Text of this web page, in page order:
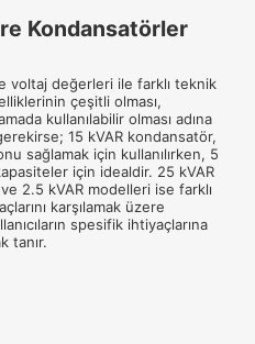
Kondansatörler
voltaj değerleri ile farklı teknik
çeşitli olması,
kullanılabilir olması adına
15 kVAR kondansatör,
sağlamak için kullanılırken, 5
için idealdir. 25 kVAR
2.5 kVAR modelleri ise farklı
karşılamak üzere
spesifik ihtiyaçlarına
tanır.